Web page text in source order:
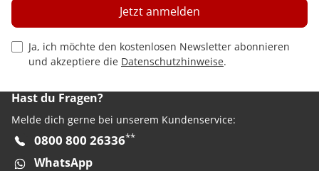
Privacy Policy Checkbox
Ja, ich möchte den kostenlosen Newsletter abonnieren
und akzeptiere die Datenschutzhinweise.
Jetzt anmelden
Hast du Fragen?
Melde dich gerne bei unserem Kundenservice:
0800 800 26336**
WhatsApp